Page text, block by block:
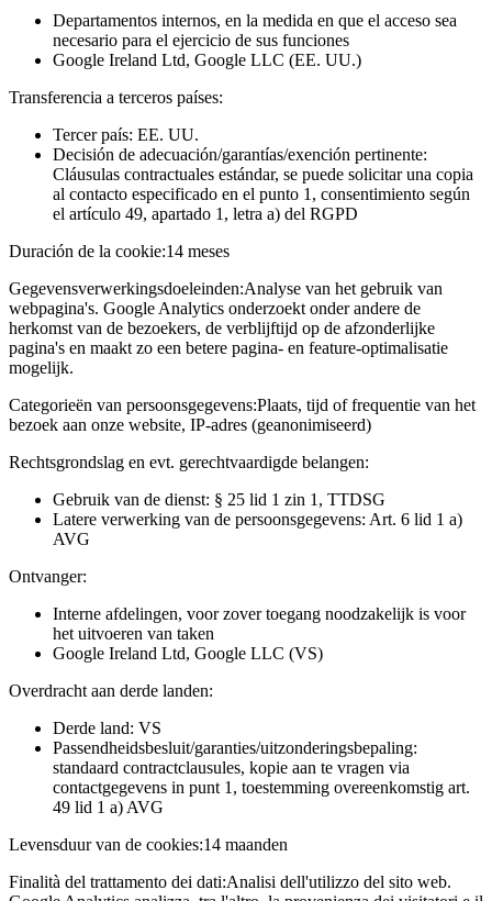
Departamentos internos, en la medida en que el acceso sea
necesario para el ejercicio de sus funciones
Google Ireland Ltd, Google LLC (EE. UU.)
Transferencia a terceros países:
Tercer país: EE. UU.
Decisión de adecuación/garantías/exención pertinente:
Cláusulas contractuales estándar, se puede solicitar una copia
al contacto especificado en el punto 1, consentimiento según
el artículo 49, apartado 1, letra a) del RGPD
Duración de la cookie:14 meses
Gegevensverwerkingsdoeleinden:Analyse van het gebruik van
webpagina's. Google Analytics onderzoekt onder andere de
herkomst van de bezoekers, de verblijftijd op de afzonderlijke
pagina's en maakt zo een betere pagina- en feature-optimalisatie
mogelijk.
Categorieën van persoonsgegevens:Plaats, tijd of frequentie van het
bezoek aan onze website, IP-adres (geanonimiseerd)
Rechtsgrondslag en evt. gerechtvaardigde belangen:
Gebruik van de dienst: § 25 lid 1 zin 1, TTDSG
Latere verwerking van de persoonsgegevens: Art. 6 lid 1 a)
AVG
Ontvanger:
Interne afdelingen, voor zover toegang noodzakelijk is voor
het uitvoeren van taken
Google Ireland Ltd, Google LLC (VS)
Overdracht aan derde landen:
Derde land: VS
Passendheidsbesluit/garanties/uitzonderingsbepaling:
standaard contractclausules, kopie aan te vragen via
contactgegevens in punt 1, toestemming overeenkomstig art.
49 lid 1 a) AVG
Levensduur van de cookies:14 maanden
Finalità del trattamento dei dati:Analisi dell'utilizzo del sito web.